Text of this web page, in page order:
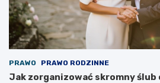
PRAWO PRAWO RODZINNE
Jak zorganizować skromny ślub